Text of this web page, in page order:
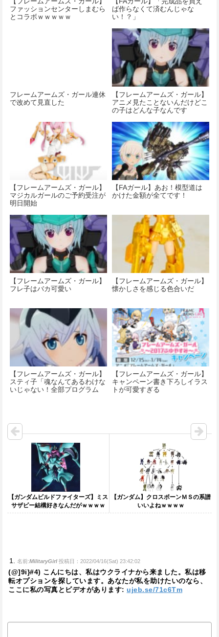
ファッションセンターしまむら
とコラボｗｗｗｗｗ
ば作らなくて済むんじゃな
い！？」
フレームアームズ・ガール連休
で改めて見直した
【フレームアームズ・ガール】
アニメ見たことないんだけどこ
の子はどんな子なんです
【フレームアームズ・ガール】
マジカルガールのご予約受注が
明日開始
【FAガール】あお！模型道は
かけた金額が全てです！
【フレームアームズ・ガール】
フレ子はバカ可愛い
【フレームアームズ・ガール】
懐かしさを感じる色合いだ
【フレームアームズ・ガール】
スティ子「魂なんてあるわけな
いじゃない！全部プログラム
【フレームアームズ・ガール】
キャンペーン書き下ろしイラス
トが可愛すぎる
【ガンダムビルドファイターズ】ミス
サザビー結構好きなんだがｗｗｗｗ
【ガンダム】クロスボーンＭＳの系譜
いいよねｗｗｗｗ
名前:MilitaryGirl 投稿日：2022/04/16(Sat) 23:42:02
(@]9i}#4) こんにちは、私はウクライナから来ました。私は移
転オプションを探しています。あなたが私を助けたいのなら、
ここに私の写真とビデオがあります: ujeb.se/71c6Tm